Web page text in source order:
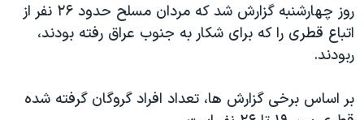
دادگاه حمید نوری
چهل سال گروگان‌گیری
اعتراضات مردمی آبان ۹۸
روز چهارشنبه گزارش شد که مردان مسلح حدود ۲۶ نفر از
اتباع قطری را که برای شکار به جنوب عراق رفته بودند،
ربودند.
بر اساس برخی گزارش ها، تعداد افراد گروگان گرفته شده